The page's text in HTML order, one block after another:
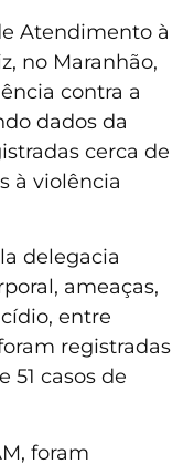
Atendimento à
no Maranhão,
contra a
dados da
cerca de
à violência
delegacia
ameaças,
entre
registradas
51 casos de
foram